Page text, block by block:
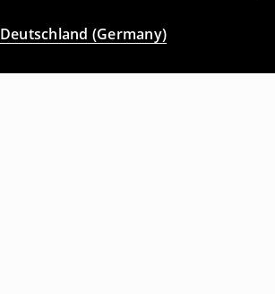
Deutschland (Germany)